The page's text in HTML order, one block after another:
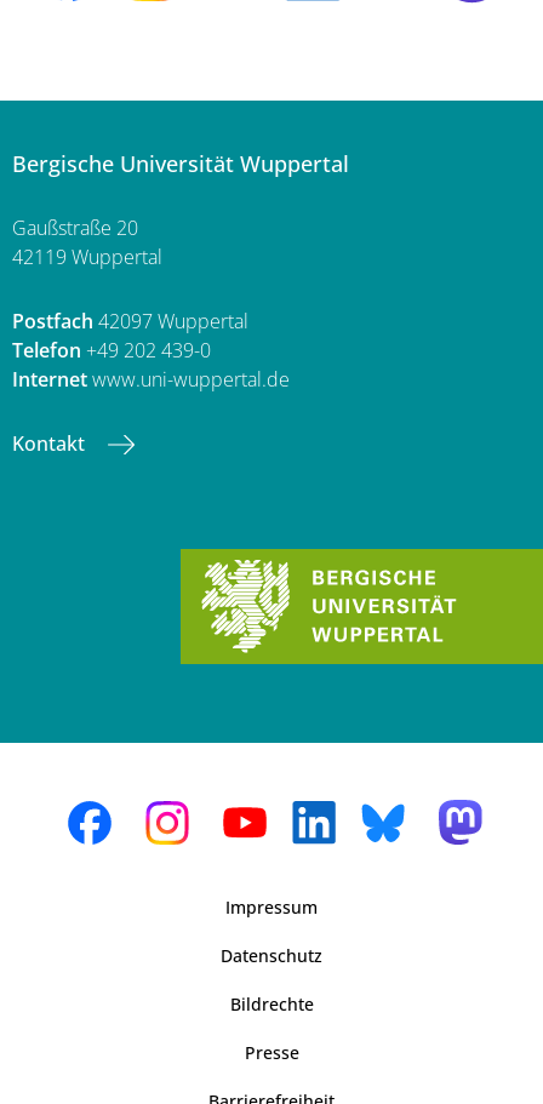
Bergische Universität Wuppertal
Gaußstraße 20
42119 Wuppertal
Postfach 42097 Wuppertal
Telefon +49 202 439-0
Internetwww.uni-wuppertal.de
Kontakt
Impressum
Datenschutz
Bildrechte
Presse